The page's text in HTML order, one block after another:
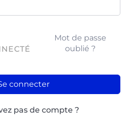
Mot de passe
oublié ?
connecter
pas de compte ?